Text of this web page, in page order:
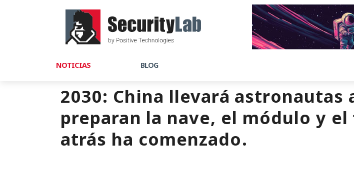
NOTICIAS BLOG
2030: China llevará astronautas
preparan la nave, el módulo y
atrás ha comenzado.